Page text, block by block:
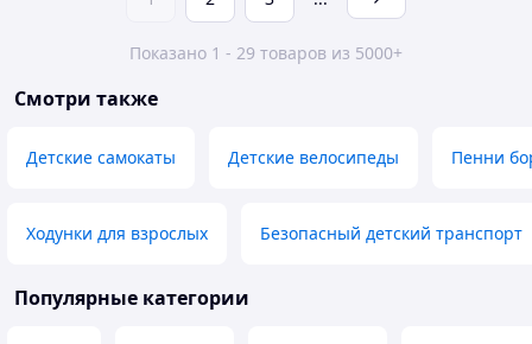
Показано 1 - 29 товаров из 5000+
Смотри также
Детские самокаты Детские велосипеды Пенни
Ходунки для взрослых Безопасный детский транспорт
Популярные категории